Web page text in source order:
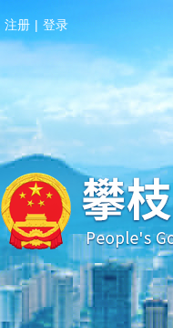
注册 | 登录